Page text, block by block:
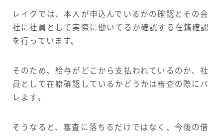
レイクでは、本人が申込んでいるかの確認とその会
社に社員として実際に働いてるか確認する在籍確認
を行っています。
そのため、給与がどこから支払われているのか、社
員として在籍確認しているかどうかは審査の際にバ
レます。
そうなると、審査に落ちるだけではなく、今後の借